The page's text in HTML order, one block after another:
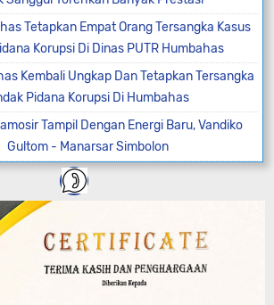
Tetapkan Empat Orang Tersangka Kasus
Korupsi Di Dinas PUTR Humbahas
Kembali Ungkap Dan Tetapkan Tersangka
Pidana Korupsi Di Humbahas
Tampil Dengan Energi Baru, Vandiko
Gultom - Manarsar Simbolon